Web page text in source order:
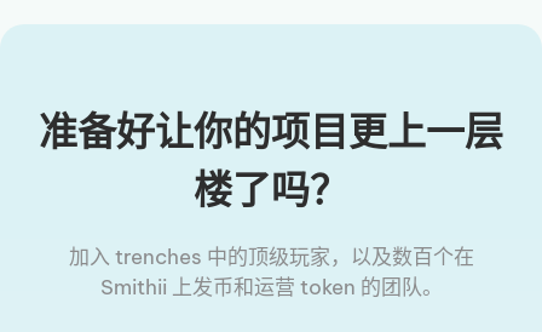
准备好让你的项目更上一层
楼了吗？
加入 trenches 中的顶级玩家，以及数百个在
Smithii 上发币和运营 token 的团队。